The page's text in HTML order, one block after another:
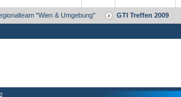
"Wien & Umgebung" GTI Treffen 2009